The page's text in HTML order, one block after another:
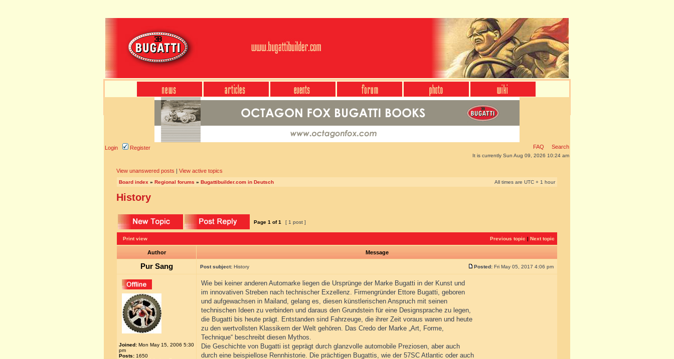
Login Register FAQ Search
It is currently Sun Aug 09, 2026 10:24 am
View unanswered posts | View active topics
Board index » Regional forums » Bugattibuilder.com in Deutsch All times are UTC + 1 hour
History
Page 1 of1 [ 1 post ]
Print view Previous topic | Next topic
Author Message
Pur Sang Post subject: History Posted: Fri May 05, 2017 4:06 pm
Joined: Mon May 15, 2006 5:30
pm
Posts: 1650
Wie bei keiner anderen Automarke liegen die Ursprünge der Marke Bugatti in der Kunst und
im innovativen Streben nach technischer Exzellenz. Firmengründer Ettore Bugatti, geboren
und aufgewachsen in Mailand, gelang es, diesen künstlerischen Anspruch mit seinen
technischen Ideen zu verbinden und daraus den Grundstein für eine Designsprache zu legen,
die Bugatti bis heute prägt. Entstanden sind Fahrzeuge, die ihrer Zeit voraus waren und heute
zu den wertvollsten Klassikern der Welt gehören. Das Credo der Marke „Art, Forme,
Technique“ beschreibt diesen Mythos.
Die Geschichte von Bugatti ist geprägt durch glanzvolle automobile Preziosen, aber auch
durch eine beispiellose Rennhistorie. Die prächtigen Bugattis, wie der 57SC Atlantic oder auch